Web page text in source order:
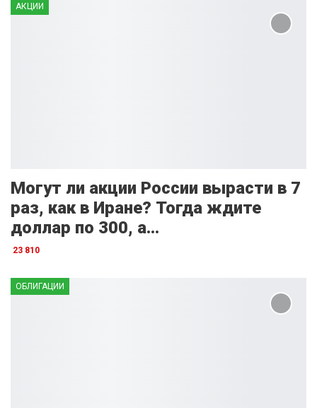
АКЦИИ
Могут ли акции России вырасти в 7
раз, как в Иране? Тогда ждите
доллар по 300, а…
23 810
ОБЛИГАЦИИ